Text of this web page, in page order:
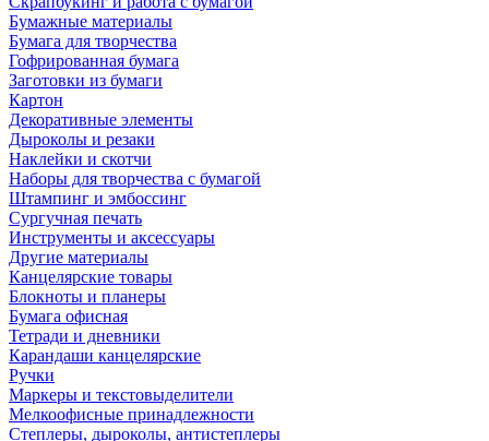
Бумажные материалы
Бумага для творчества
Гофрированная бумага
Заготовки из бумаги
Картон
Декоративные элементы
Дыроколы и резаки
Наклейки и скотчи
Наборы для творчества с бумагой
Штампинг и эмбоссинг
Сургучная печать
Инструменты и аксессуары
Другие материалы
Канцелярские товары
Блокноты и планеры
Бумага офисная
Тетради и дневники
Карандаши канцелярские
Ручки
Маркеры и текстовыделители
Мелкоофисные принадлежности
Степлеры, дыроколы, антистеплеры